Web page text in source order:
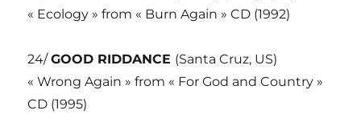
« Ecology » from « Burn Again » CD (1992)
24/GOOD RIDDANCE (Santa Cruz, US)
« Wrong Again » from « For God and Country »
CD (1995)